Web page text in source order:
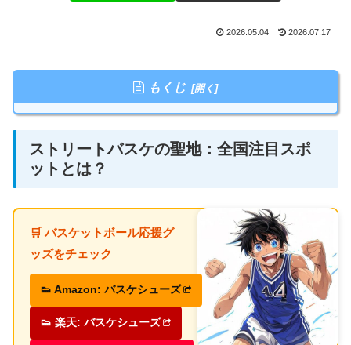
2026.05.04 2026.07.17
もくじ
ストリートバスケの聖地：全国注目スポ
ットとは？
🛒 バスケットボール応援グ
ッズをチェック
👟 Amazon: バスケシューズ
👟 楽天: バスケシューズ